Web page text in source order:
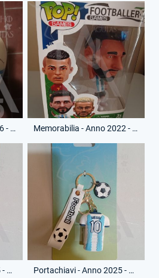
Memorabilia - Anno 1986 - Pallone Gazzetta dello Sport - Diego Armando Maradona Memorabilia - Anno 2022 - Pupazzetto - Lionel Messi
Portachiavi - Anno 2025 - Maglia Lionel Messi - (Fronte) Portachiavi - Anno 2025 - Maglia Lionel Messi - (Retro)